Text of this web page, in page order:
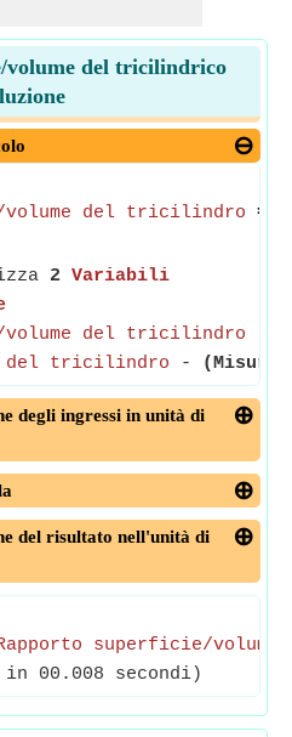
volume del tricilindrico
volume del tricilindro =
2 Variabili
volume del tricilindro
del tricilindro -
degli ingressi in unità di
del risultato nell'unità di
superficie/
00.008 secondi)